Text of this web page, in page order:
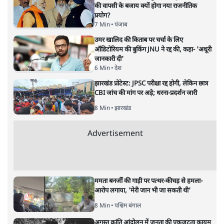
सत्य हिन्दी ऐपडाउनलोडकरें
समी अहमद
समी अहमदकी और स्टोरी पढ़ें
बर्लिन से ज़्यादा ऊँची नफ़रत की दीवारों